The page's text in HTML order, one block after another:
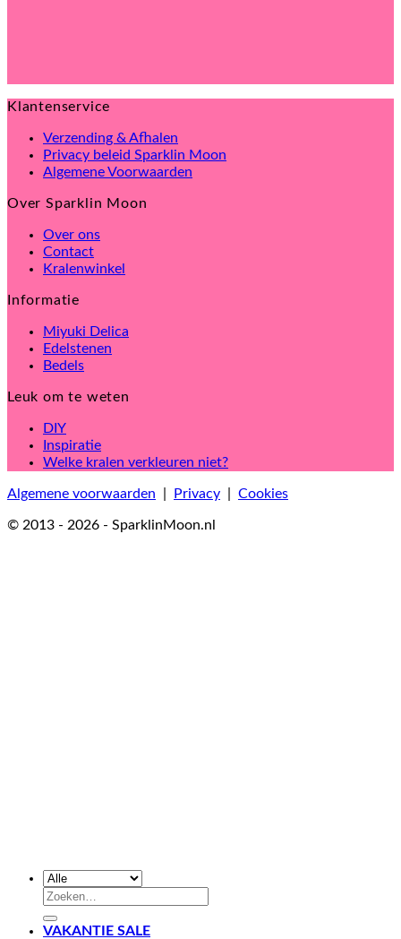
Klantenservice
Verzending & Afhalen
Privacy beleid Sparklin Moon
Algemene Voorwaarden
Over Sparklin Moon
Over ons
Contact
Kralenwinkel
Informatie
Miyuki Delica
Edelstenen
Bedels
Leuk om te weten
DIY
Inspiratie
Welke kralen verkleuren niet?
Algemene voorwaarden Privacy Cookies
© 2013 - 2026 - SparklinMoon.nl
Zoeken
VAKANTIE SALE